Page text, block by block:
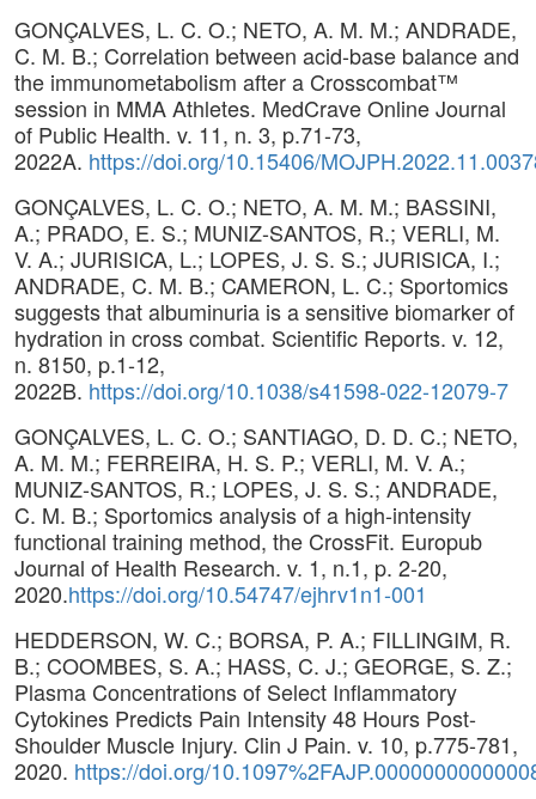
GONÇALVES, L. C. O.; NETO, A. M. M.; ANDRADE,
C. M. B.; Correlation between acid-base balance and
the immunometabolism after a Crosscombat™
session in MMA Athletes. MedCrave Online Journal
of Public Health. v. 11, n. 3, p.71-73,
2022A. https://doi.org/10.15406/
GONÇALVES, L. C. O.; NETO, A. M. M.; BASSINI,
A.; PRADO, E. S.; MUNIZ-SANTOS, R.; VERLI, M.
V. A.; JURISICA, L.; LOPES, J. S. S.; JURISICA, I.;
ANDRADE, C. M. B.; CAMERON, L. C.; Sportomics
suggests that albuminuria is a sensitive biomarker of
hydration in cross combat. Scientific Reports. v. 12,
n. 8150, p.1-12,
2022B. https://doi.org/10.1038/s41598-022-12079-7
GONÇALVES, L. C. O.; SANTIAGO, D. D. C.; NETO,
A. M. M.; FERREIRA, H. S. P.; VERLI, M. V. A.;
MUNIZ-SANTOS, R.; LOPES, J. S. S.; ANDRADE,
C. M. B.; Sportomics analysis of a high-intensity
functional training method, the CrossFit. Europub
Journal of Health Research. v. 1, n.1, p. 2-20,
2020.https://doi.org/10.54747/ejhrv1n1-001
HEDDERSON, W. C.; BORSA, P. A.; FILLINGIM, R.
B.; COOMBES, S. A.; HASS, C. J.; GEORGE, S. Z.;
Plasma Concentrations of Select Inflammatory
Cytokines Predicts Pain Intensity 48 Hours Post-
Shoulder Muscle Injury. Clin J Pain. v. 10, p.775-781,
2020. https://doi.org/